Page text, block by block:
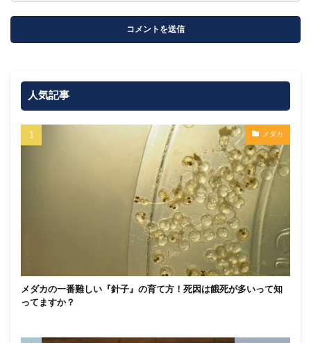
人気記事
メダカ
メダカの一番難しい『針子』の育て方！死因は餓死が多いって知
ってますか？